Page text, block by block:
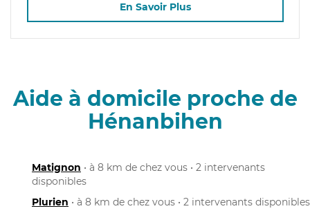
En Savoir Plus
Aide à domicile proche de
Hénanbihen
Matignon • à 8 km de chez vous • 2 intervenants
disponibles
Plurien • à 8 km de chez vous • 2 intervenants disponibles